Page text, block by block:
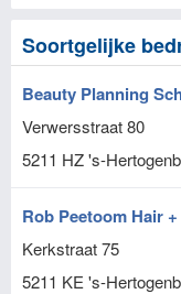
Soortgelijke
Beauty Planning
Verwersstraat 80
5211 HZ's-
Rob Peetoom Hair
Kerkstraat 75
5211 KE 's-